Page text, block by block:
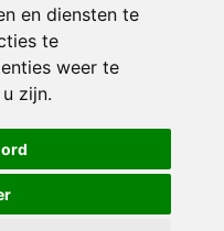
en diensten te
te
weer te
zijn.
voorbehouden
|RSIN en Anbi